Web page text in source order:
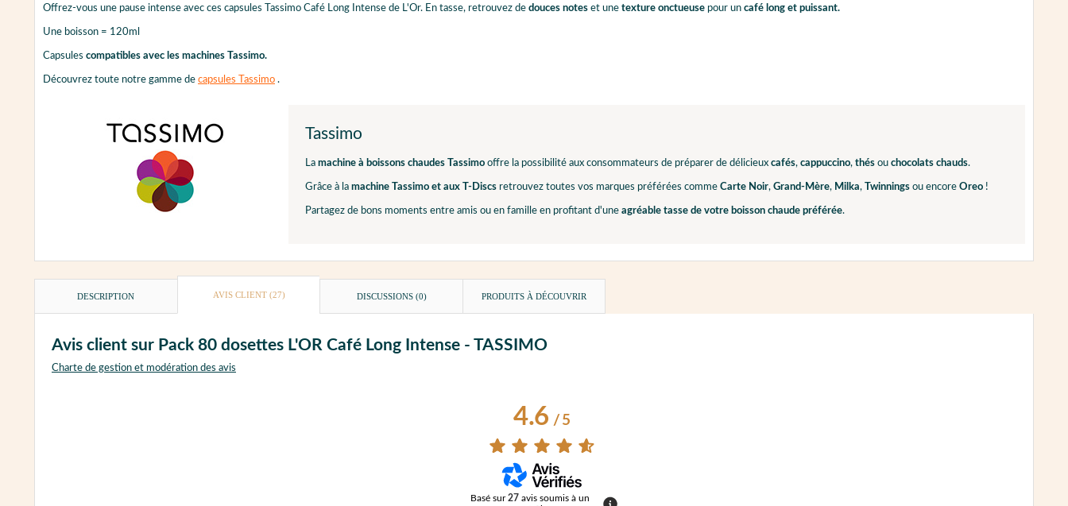
Offrez-vous une pause intense avec ces capsules Tassimo Café Long Intense de L'Or. En tasse, retrouvez de douces notes et une texture onctueuse pour un café long et puissant.
Une boisson = 120ml
Capsules compatibles avec les machines Tassimo.
Découvrez toute notre gamme de capsules Tassimo .
Tassimo
La machine à boissons chaudes Tassimo offre la possibilité aux consommateurs de préparer de délicieux cafés, cappuccino, thés ou chocolats chauds.
Grâce à la machine Tassimo et aux T-Discs retrouvez toutes vos marques préférées comme Carte Noir, Grand-Mère, Milka, Twinnings ou encore Oreo !
Partagez de bons moments entre amis ou en famille en profitant d'une agréable tasse de votre boisson chaude préférée.
DESCRIPTION AVIS CLIENT (27) DISCUSSIONS (0) PRODUITS À DÉCOUVRIR
Avis client sur Pack 80 dosettes L'OR Café Long Intense - TASSIMO
Charte de gestion et modération des avis
4.6/ 5
Basé sur27 avis soumis à un